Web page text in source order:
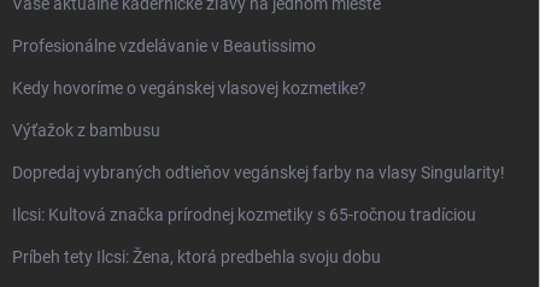
Profesionálne vzdelávanie v Beautissimo
Kedy hovoríme o vegánskej vlasovej kozmetike?
Výťažok z bambusu
Dopredaj vybraných odtieňov vegánskej farby na vlasy Singularity!
Ilcsi: Kultová značka prírodnej kozmetiky s 65-ročnou tradíciou
Príbeh tety Ilcsi: Žena, ktorá predbehla svoju dobu